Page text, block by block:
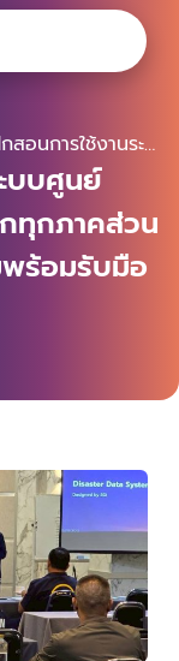
BDI ร่วมฝึกสอนการใช้งานระบบศูนย์พักพิง มุ่งเชื่อมโยงข้อมูลจากทุกภาคส่วนที่เกี่ยวข้อง เพื่อเตรียมความพร้อมรับมือสถานการณ์ในอนาคต
บบศูนย์
ทุกภาคส่วน
ร้อมรับมือ